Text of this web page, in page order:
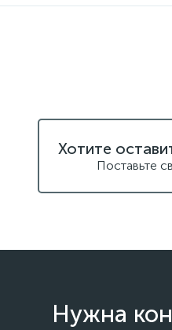
Хотите
Поставьте
Нужна